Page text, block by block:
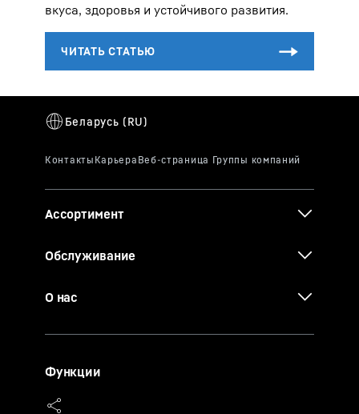
вкуса, здоровья и устойчивого развития.
Ассортимент
Обслуживание
О нас
Функции